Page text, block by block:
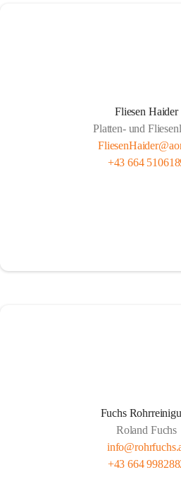
Fliesen Haider
Platten- und
+43 664
Fuchs
Roland Fuchs
+43 664